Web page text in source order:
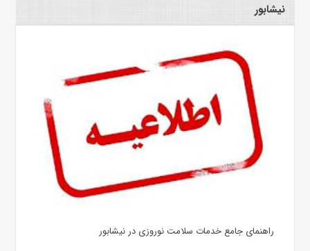
نیشابور
راهنمای جامع خدمات سلامت نوروزی در نیشابور